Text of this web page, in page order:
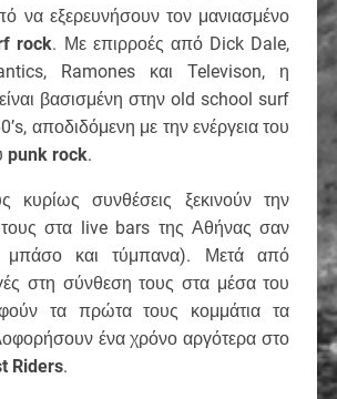
να εξερευνήσουν τον μανιασμένο
rock. Με επιρροές από Dick Dale,
Ramones και Televison, η
βασισμένη στην old school surf
αποδιδόμενη με την ενέργεια του
punk rock.
κυρίως συνθέσεις ξεκινούν την
στα live bars της Αθήνας σαν
μπάσο και τύμπανα). Μετά από
στη σύνθεση τους στα μέσα του
τα πρώτα τους κομμάτια τα
ένα χρόνο αργότερα στο
Riders.